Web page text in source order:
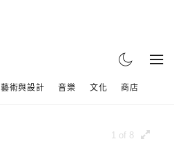
藝術與設計 音樂 文化 商店
1 of 8